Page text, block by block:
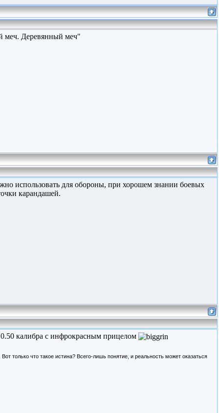
меч. Деревянный меч"
использовать для обороны, при хорошем знании боевых
карандашей.
калибра с инфрокрасным прицелом
только что такое истина? Всего-лишь понятие, и реальность может оказаться